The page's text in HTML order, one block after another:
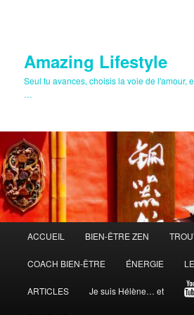
Amazing Lifestyle
Seul tu avances, choisis la voie de l'amour,
…
principal
ACCUEIL BIEN-ÊTRE ZEN
COACH BIEN-ÊTRE ÉNERGIE
ARTICLES Je suis Hélène… et